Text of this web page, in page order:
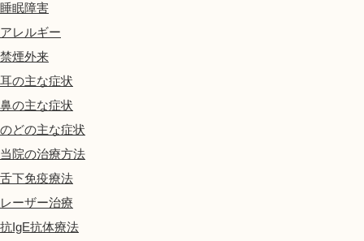
睡眠障害
アレルギー
禁煙外来
耳の主な症状
鼻の主な症状
のどの主な症状
当院の治療方法
舌下免疫療法
レーザー治療
抗IgE抗体療法